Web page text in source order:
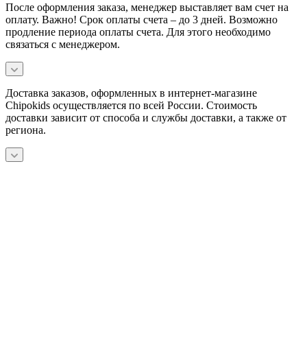
После оформления заказа, менеджер выставляет вам счет на
оплату. Важно! Срок оплаты счета – до 3 дней. Возможно
продление периода оплаты счета. Для этого необходимо
связаться с менеджером.
Доставка заказов, оформленных в интернет-магазине
Chipokids осуществляется по всей России. Стоимость
доставки зависит от способа и службы доставки, а также от
региона.